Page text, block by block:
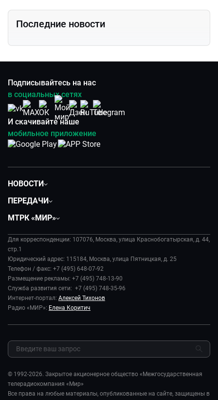
Последние новости
Подписывайтесь на нас
в социальных сетях
И скачивайте наше
мобильное приложение
НОВОСТИ
Экономика
Происшествия
В содружестве
В мире
Наука и технологии
Здоровье и медицина
Спорт
Шоу-бизнес
Стиль жизни
Сад и огород
ПЕРЕДАЧИ
Дела судебные
Диктор делает
Игра в кино
Игра в кино. Мультфильмы
Исторический детектив
Миллион за 5 минут
Мировое соглашение
Предварительный диагноз
Пять причин поехать в...
МТРК «МИР»
История
Руководство
Новости компании
Пресса о нас
Карьера
Реклама
Закупки и тендеры
Обратная связь
Для корреспонденции: 107076, Москва, улица Краснобогатырская, д. 44,
стр.1
Юридический адрес: 115184, Москва, улица Пятницкая, д. 25
Телефон / факс: +7 (495) 648-07-92
Размещение рекламы: +7 (495) 748-13-90
Служба развития сети: +7 (495) 748-35-96
Интернет-портал: Алексей Тихонов
Радио «МИР»: Елена Коритич
© 1992-2026. Закрытое акционерное общество «Межгосударственная
телерадиокомпания «Мир»
Все права на любые материалы, опубликованные на сайте, защищены в